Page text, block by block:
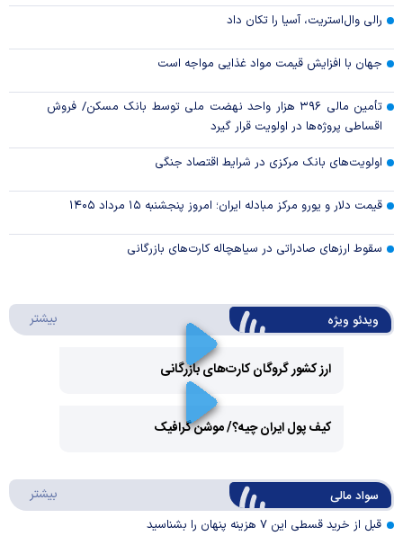
رالی وال‌استریت، آسیا را تکان داد
جهان با افزایش قیمت مواد غذایی مواجه است
تأمین مالی ۳۹۶ هزار واحد نهضت ملی توسط بانک مسکن/ فروش
اقساطی پروژه‌ها در اولویت قرار گیرد
اولویت‌های بانک مرکزی در شرایط اقتصاد جنگی
قیمت دلار و یورو مرکز مبادله ایران؛ امروز پنجشنبه ۱۵ مرداد ۱۴۰۵
سقوط ارزهای صادراتی در سیاهچاله کارت‌های بازرگانی
ویدئو ویژه بیشتر
ارز کشور گروگان کارت‌های بازرگانی
Video
کیف پول ایران چیه؟/ موشن گرافیک
سواد مالی بیشتر
قبل از خرید قسطی این ۷ هزینه پنهان را بشناسید